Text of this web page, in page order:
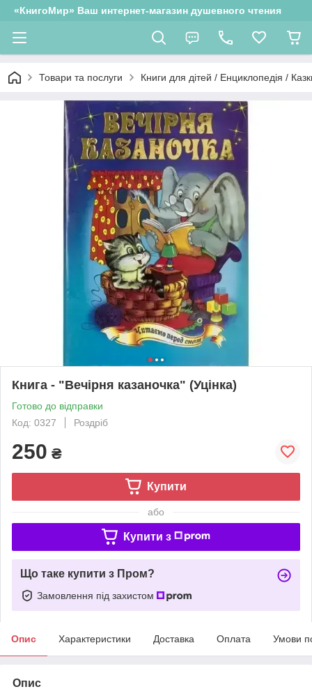
«КнигоМир» Ваш интернет-магазин душевного чтения
Товари та послуги Книги для дітей / Енциклопедія /
Книга - "Вечірня казаночка" (Уцінка)
Готово до відправки
Код: 0327
Роздріб
250 ₴
Купити
або
Купити з
Що таке купити з Пром?
Замовлення під захистом
Опис Характеристики Доставка Оплата Умови
Опис